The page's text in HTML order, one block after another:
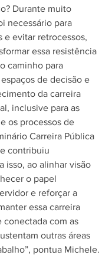
Durante muito
necessário para
e evitar retrocessos,
essa resistência
caminho para
de decisão e
da carreira
inclusive para as
os processos de
Carreira Pública
contribuiu
isso, ao alinhar visão
o papel
e reforçar a
essa carreira
conectada com as
outras áreas
pontua Michele.